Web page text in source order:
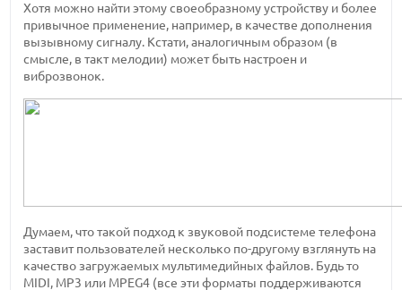
Хотя можно найти этому своеобразному устройству и более
привычное применение, например, в качестве дополнения
вызывному сигналу. Кстати, аналогичным образом (в
смысле, в такт мелодии) может быть настроен и
виброзвонок.
Думаем, что такой подход к звуковой подсистеме телефона
заставит пользователей несколько по-другому взглянуть на
качество загружаемых мультимедийных файлов. Будь то
MIDI, MP3 или MPEG4 (все эти форматы поддерживаются